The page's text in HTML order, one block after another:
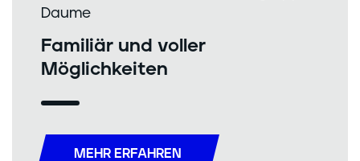
Daume
Familiär und voller
Möglichkeiten
MEHR ERFAHREN